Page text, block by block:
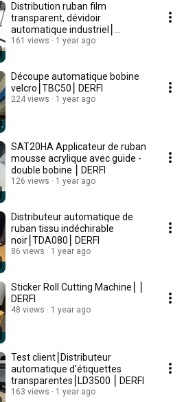
Distribution ruban film
transparent, dévidoir
automatique industriel⎮
TDA150M ⎮ DERFI
161 views 1 year ago
Découpe automatique bobine
velcro⎮TBC50⎮ DERFI
224 views 1 year ago
SAT20HA Applicateur de ruban
mousse acrylique avec guide -
double bobine ⎮ DERFI
126 views 1 year ago
Distributeur automatique de
ruban tissu indéchirable
noir⎮TDA080⎮ DERFI
86 views 1 year ago
Sticker Roll Cutting Machine⎮ ⎮
DERFI
48 views 1 year ago
Test client⎮Distributeur
automatique d'étiquettes
transparentes⎮LD3500 ⎮ DERFI
163 views 1 year ago